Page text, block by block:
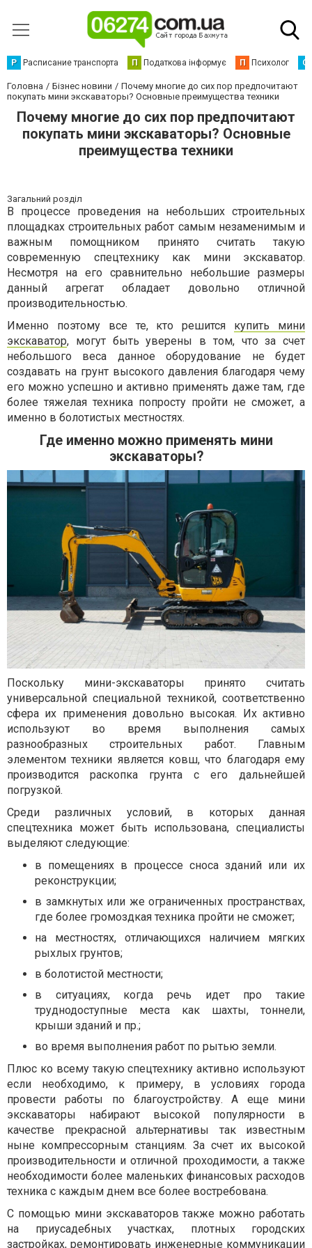
Р Расписание транспорта П Податкова інформує П Психолог С
Головна Бізнес новини
Почему многие до сих пор предпочитают
покупать мини экскаваторы? Основные преимущества техники
Почему многие до сих пор предпочитают
покупать мини экскаваторы? Основные
преимущества техники
Загальний розділ
В процессе проведения на небольших строительных
площадках строительных работ самым незаменимым и
важным помощником принято считать такую
современную спецтехнику как мини экскаватор.
Несмотря на его сравнительно небольшие размеры
данный агрегат обладает довольно отличной
производительностью.
Именно поэтому все те, кто решится купить мини
экскаватор, могут быть уверены в том, что за счет
небольшого веса данное оборудование не будет
создавать на грунт высокого давления благодаря чему
его можно успешно и активно применять даже там, где
более тяжелая техника попросту пройти не сможет, а
именно в болотистых местностях.
Где именно можно применять мини
экскаваторы?
Поскольку мини-экскаваторы принято считать
универсальной специальной техникой, соответственно
сфера их применения довольно высокая. Их активно
используют во время выполнения самых
разнообразных строительных работ. Главным
элементом техники является ковш, что благодаря ему
производится раскопка грунта с его дальнейшей
погрузкой.
Среди различных условий, в которых данная
спецтехника может быть использована, специалисты
выделяют следующие:
в помещениях в процессе сноса зданий или их
реконструкции;
в замкнутых или же ограниченных пространствах,
где более громоздкая техника пройти не сможет;
на местностях, отличающихся наличием мягких
рыхлых грунтов;
в болотистой местности;
в ситуациях, когда речь идет про такие
труднодоступные места как шахты, тоннели,
крыши зданий и пр.;
во время выполнения работ по рытью земли.
Плюс ко всему такую спецтехнику активно используют
если необходимо, к примеру, в условиях города
провести работы по благоустройству. А еще мини
экскаваторы набирают высокой популярности в
качестве прекрасной альтернативы так известным
ныне компрессорным станциям. За счет их высокой
производительности и отличной проходимости, а также
необходимости более маленьких финансовых расходов
техника с каждым днем все более востребована.
С помощью мини экскаваторов также можно работать
на приусадебных участках, плотных городских
застройках, ремонтировать инженерные коммуникации